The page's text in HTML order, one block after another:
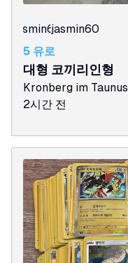
jasmin60jasmin60
5 유로
대형 코끼리인형
Kronberg im Taunus
2시간 전